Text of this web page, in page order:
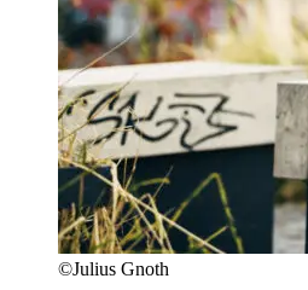
©Julius Gnoth